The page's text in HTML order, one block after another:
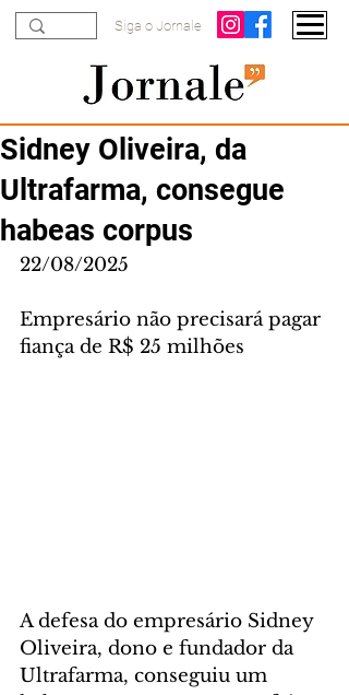
Siga o Jornale
Sidney Oliveira, da
Ultrafarma, consegue
habeas corpus
22/08/2025
Empresário não precisará pagar
fiança de R$ 25 milhões
A defesa do empresário Sidney
Oliveira, dono e fundador da
Ultrafarma, conseguiu um